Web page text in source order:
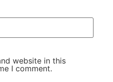
website in this
I comment.